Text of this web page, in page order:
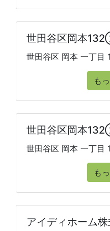
世田谷区岡本
世田谷区 岡本 一丁目
も
世田谷区岡本
世田谷区 岡本 一丁目
も
アイディホーム